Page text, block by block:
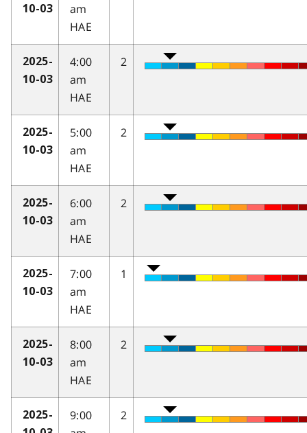
10-03
am
HAE
2025-
10-03
4:00
am
HAE
2
2025-
10-03
5:00
am
HAE
2
2025-
10-03
6:00
am
HAE
2
2025-
10-03
7:00
am
HAE
1
2025-
10-03
8:00
am
HAE
2
2025-
9:00
2